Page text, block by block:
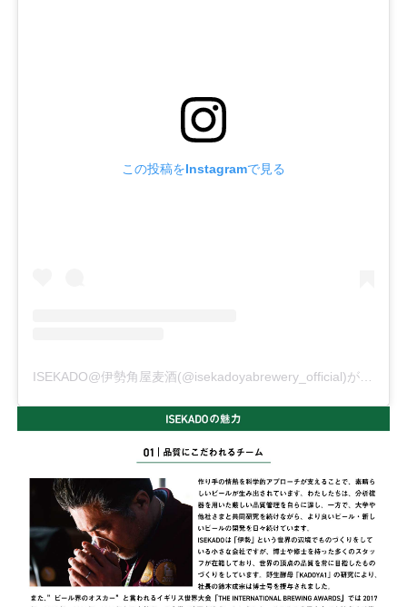
この投稿をInstagramで見る
ISEKADO@伊勢角屋麦酒(@isekadoyabrewery_official)がシェアした投稿